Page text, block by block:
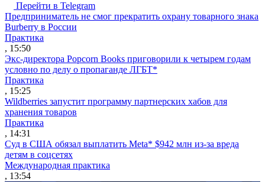
Перейти в Telegram
Предприниматель не смог прекратить охрану товарного знака
Burberry в России
Практика
, 15:50
Экс-директора Popcorn Books приговорили к четырем годам
условно по делу о пропаганде ЛГБТ*
Практика
, 15:25
Wildberries запустит программу партнерских хабов для
хранения товаров
Практика
, 14:31
Суд в США обязал выплатить Meta* $942 млн из-за вреда
детям в соцсетях
Международная практика
, 13:54